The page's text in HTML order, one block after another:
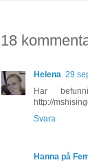
18
Helena 29
Har
http://
Svara
Hanna på